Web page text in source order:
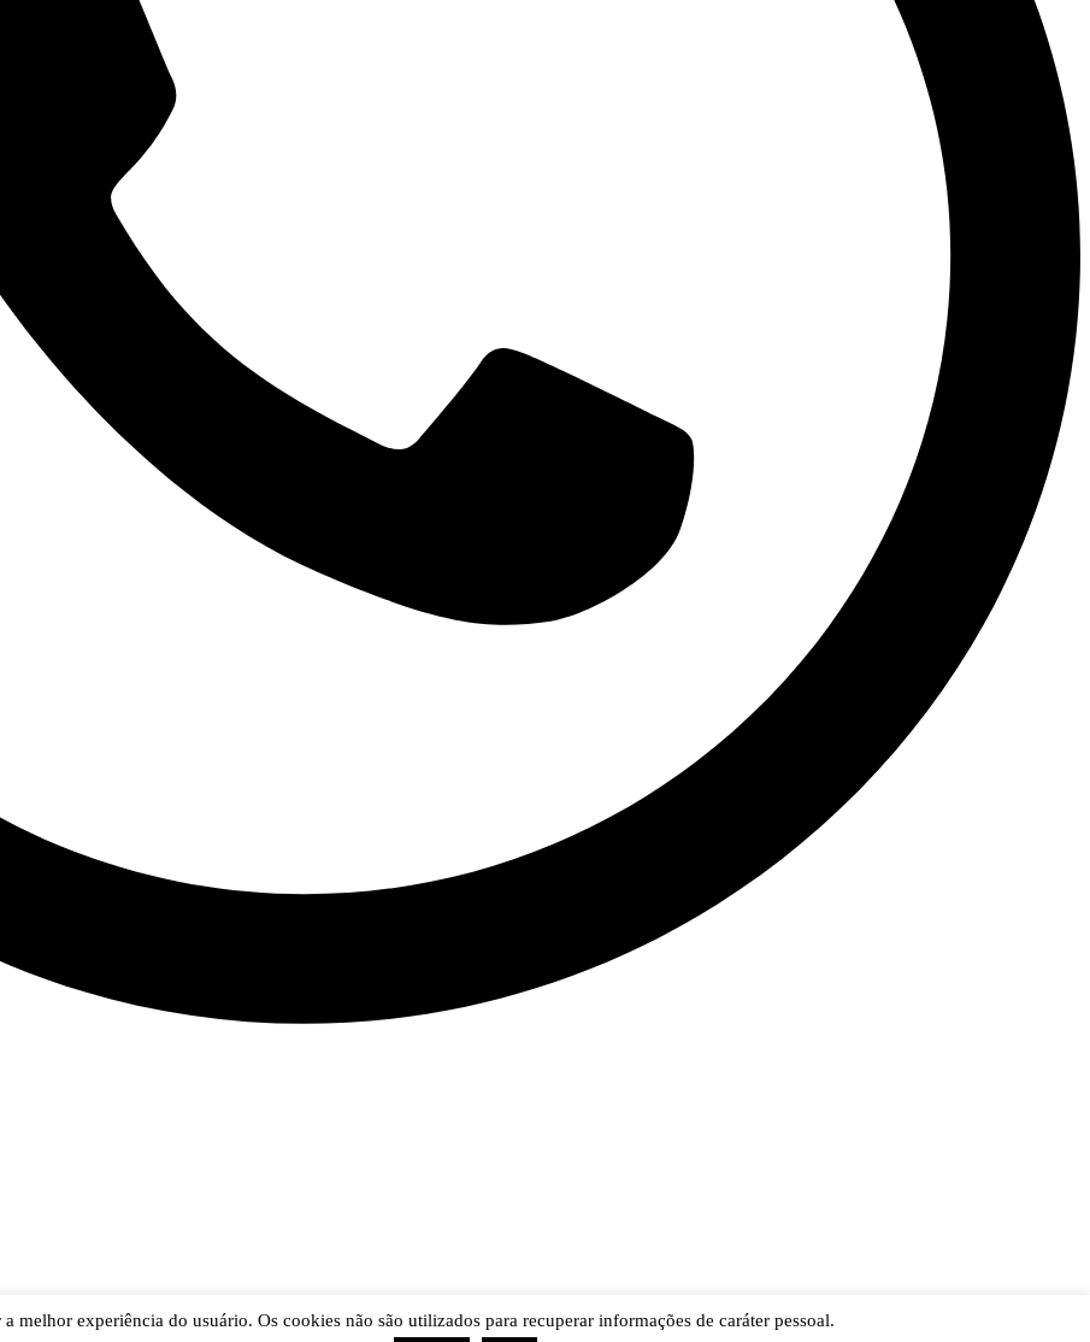
melhor experiência do usuário. Os cookies não são utilizados para recuperar informações de caráter pessoal.